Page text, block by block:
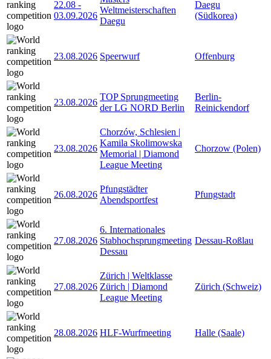
22.08 -
03.09.2026
Weltmeisterschaften
Daegu
Daegu
(Südkorea)
23.08.2026 Speerwurf Offenburg
23.08.2026
TOP Sprungmeeting
der LG NORD Berlin
Berlin-
Reinickendorf
23.08.2026
Chorzów, Schlesien |
Kamila Skolimowska
Memorial | Diamond
League Meeting
Chorzow (Polen)
26.08.2026
Pfungstädter
Abendsportfest
Pfungstadt
27.08.2026
6. Internationales
Stabhochsprungmeeting
Dessau
Dessau-Roßlau
27.08.2026
Zürich | Weltklasse
Zürich | Diamond
League Meeting
Zürich (Schweiz)
28.08.2026 HLF-Wurfmeeting Halle (Saale)